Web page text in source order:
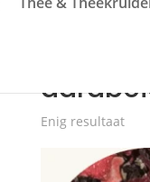
/
Enig resultaat